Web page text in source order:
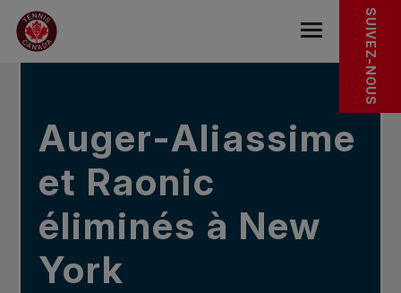
Sauter au menu principal
Sauter au contenu principal
Sauter au pied de page
DANS LES NOUVELLES SUIVEZ-NOUS
Auger-Aliassime
et Raonic
éliminés à New
York